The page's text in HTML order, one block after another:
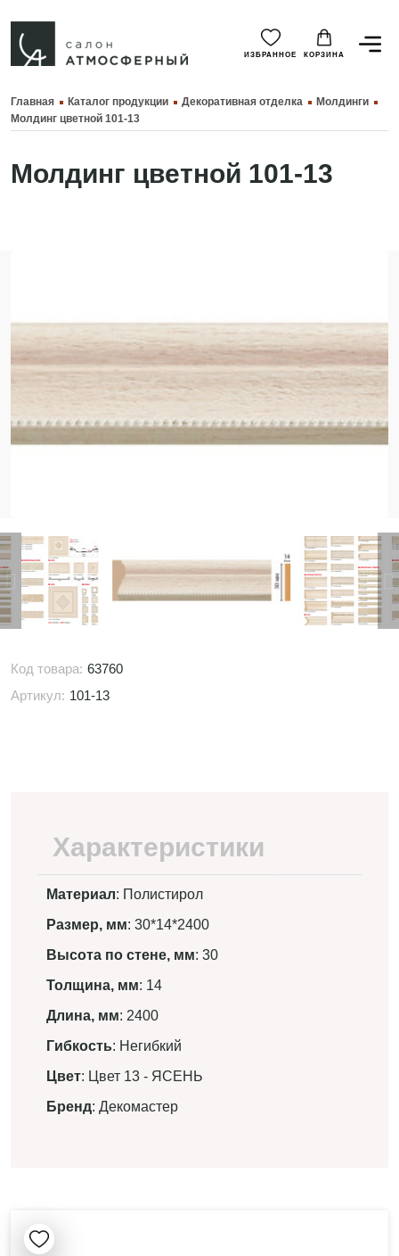
ИЗБРАННОЕ КОРЗИНА
Главная Каталог продукции Декоративная отделка
Молдинги
Молдинг цветной 101-13
Молдинг цветной 101-13
Код товара: 63760
Артикул: 101-13
Характеристики
Материал: Полистирол
Размер, мм: 30*14*2400
Высота по стене, мм: 30
Толщина, мм: 14
Длина, мм: 2400
Гибкость: Негибкий
Цвет: Цвет 13 - ЯСЕНЬ
Бренд: Декомастер